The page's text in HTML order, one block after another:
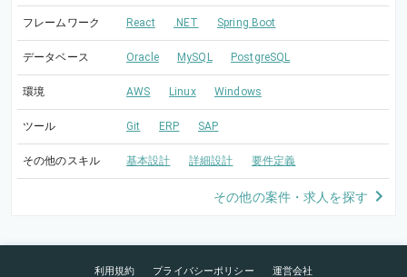
フレームワーク React .NET Spring Boot
データベース Oracle MySQL PostgreSQL
環境 AWS Linux Windows
ツール Git ERP SAP
その他のスキル 基本設計 詳細設計 要件定義
その他の案件・求人を探す
利用規約 プライバシーポリシー 運営会社